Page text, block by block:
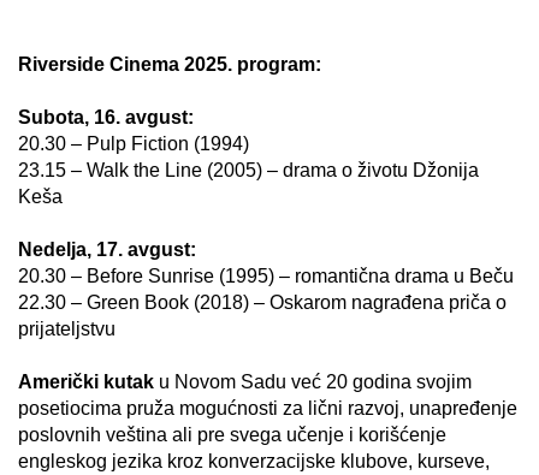
Riverside Cinema 2025. program:
Subota, 16. avgust:
20.30 – Pulp Fiction (1994)
23.15 – Walk the Line (2005) – drama o životu Džonija
Keša
Nedelja, 17. avgust:
20.30 – Before Sunrise (1995) – romantična drama u Beču
22.30 – Green Book (2018) – Oskarom nagrađena priča o
prijateljstvu
Američki kutak u Novom Sadu već 20 godina svojim
posetiocima pruža mogućnosti za lični razvoj, unapređenje
poslovnih veština ali pre svega učenje i korišćenje
engleskog jezika kroz konverzacijske klubove, kurseve,